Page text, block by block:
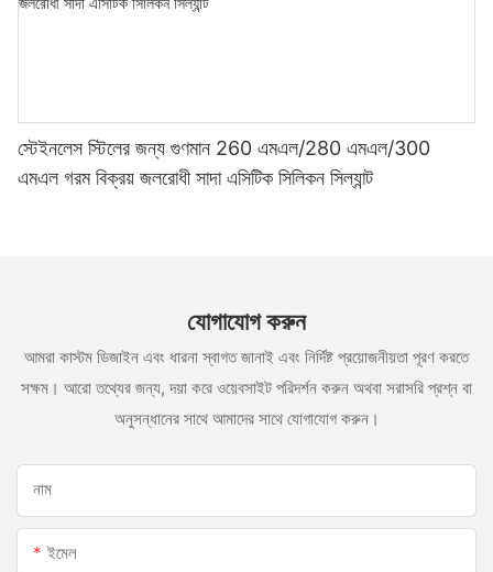
স্টেইনলেস স্টিলের জন্য গুণমান 260 এমএল/280 এমএল/300
এমএল গরম বিক্রয় জলরোধী সাদা এসিটিক সিলিকন সিল্যান্ট
যোগাযোগ করুন
আমরা কাস্টম ডিজাইন এবং ধারনা স্বাগত জানাই এবং নির্দিষ্ট প্রয়োজনীয়তা পূরণ করতে
সক্ষম। আরো তথ্যের জন্য, দয়া করে ওয়েবসাইট পরিদর্শন করুন অথবা সরাসরি প্রশ্ন বা
অনুসন্ধানের সাথে আমাদের সাথে যোগাযোগ করুন।
নাম
ইমেল